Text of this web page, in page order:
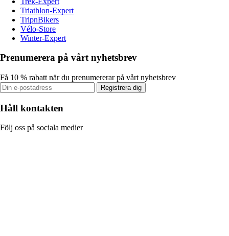
Triathlon-Expert
TripnBikers
Vélo-Store
Winter-Expert
Prenumerera på vårt nyhetsbrev
Få 10 % rabatt när du prenumererar på vårt nyhetsbrev
Registrera dig
Håll kontakten
Följ oss på sociala medier